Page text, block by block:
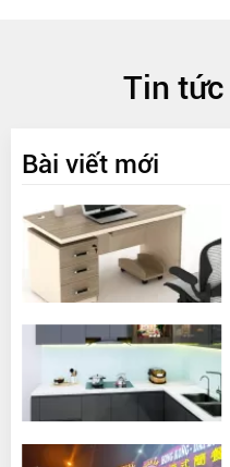
Tin
Bài viết mới